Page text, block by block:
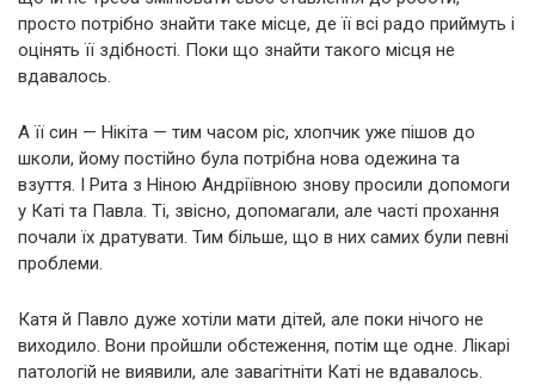
просто потрібно знайти таке місце, де її всі радо приймуть і
оцінять її здібності. Поки що знайти такого місця не
вдавалось.
А її син — Нікіта — тим часом ріс, хлопчик уже пішов до
школи, йому постійно була потрібна нова одежина та
взуття. І Рита з Ніною Андріївною знову просили допомоги
у Каті та Павла. Ті, звісно, допомагали, але часті прохання
почали їх дратувати. Тим більше, що в них самих були певні
проблеми.
Катя й Павло дуже хотіли мати дітей, але поки нічого не
виходило. Вони пройшли обстеження, потім ще одне. Лікарі
патологій не виявили, але завагітніти Каті не вдавалось.